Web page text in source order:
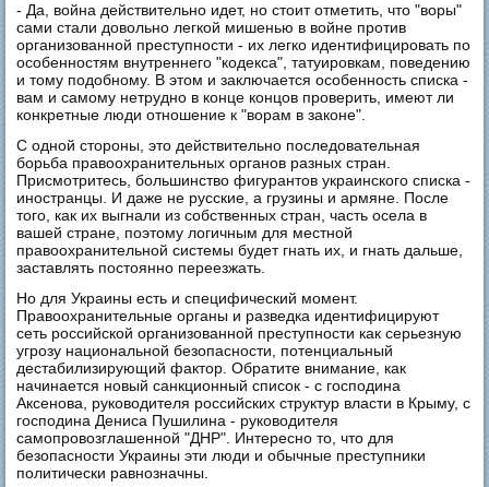
- Да, война действительно идет, но стоит отметить, что "воры"
сами стали довольно легкой мишенью в войне против
организованной преступности - их легко идентифицировать по
особенностям внутреннего "кодекса", татуировкам, поведению
и тому подобному. В этом и заключается особенность списка -
вам и самому нетрудно в конце концов проверить, имеют ли
конкретные люди отношение к "ворам в законе".
С одной стороны, это действительно последовательная
борьба правоохранительных органов разных стран.
Присмотритесь, большинство фигурантов украинского списка -
иностранцы. И даже не русские, а грузины и армяне. После
того, как их выгнали из собственных стран, часть осела в
вашей стране, поэтому логичным для местной
правоохранительной системы будет гнать их, и гнать дальше,
заставлять постоянно переезжать.
Но для Украины есть и специфический момент.
Правоохранительные органы и разведка идентифицируют
сеть российской организованной преступности как серьезную
угрозу национальной безопасности, потенциальный
дестабилизирующий фактор. Обратите внимание, как
начинается новый санкционный список - с господина
Аксенова, руководителя российских структур власти в Крыму, с
господина Дениса Пушилина - руководителя
самопровозглашенной "ДНР". Интересно то, что для
безопасности Украины эти люди и обычные преступники
политически равнозначны.